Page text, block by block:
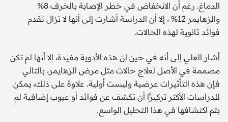
الدماغ. رغم أن الانخفاض في خطر الإصابة بالخرف 8%
والزهايمر 12% ، إلا أن الدراسة أشارت إلى أنها لا تزال تقدم
فوائد ثانوية لهذه الحالات.
أشار العلي إلى أنه في حين إن هذه الأدوية مفيدة، إلا أنها لم تكن
مصممة في الأصل لعلاج حالات مثل مرض الزهايمر، بالتالي
فإن هذه التأثيرات عرضية وليست أولية. علاوة على ذلك، يمكن
للدراسات الأكثر تركيزًا أن تكشف عن فوائد أو عيوب إضافية لم
يتم اكتشافها في هذا التحليل الواسع.